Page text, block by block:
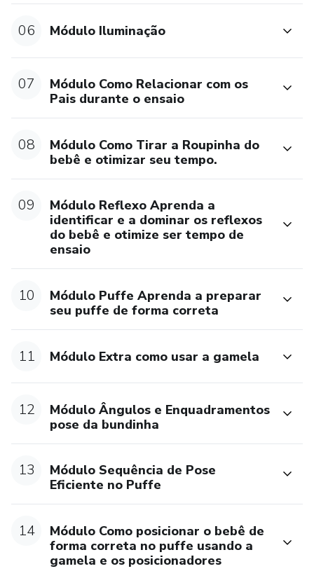
06 Módulo Iluminação
07
Módulo Como Relacionar com os
Pais durante o ensaio
08
Módulo Como Tirar a Roupinha do
bebê e otimizar seu tempo.
09
Módulo Reflexo Aprenda a
identificar e a dominar os reflexos
do bebê e otimize ser tempo de
ensaio
10
Módulo Puffe Aprenda a preparar
seu puffe de forma correta
11 Módulo Extra como usar a gamela
12
Módulo Ângulos e Enquadramentos
pose da bundinha
13
Módulo Sequência de Pose
Eficiente no Puffe
14
Módulo Como posicionar o bebê de
forma correta no puffe usando a
gamela e os posicionadores